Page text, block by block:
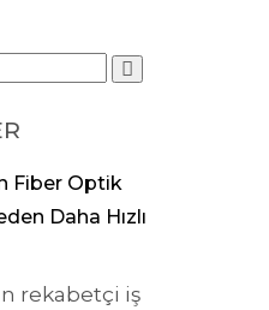
Fiber Optik
Daha Hızlı
rekabetçi iş